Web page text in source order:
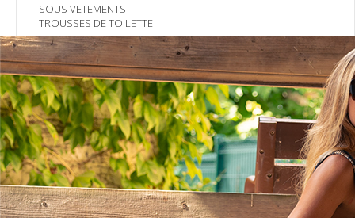
SOUS VETEMENTS
TROUSSES DE TOILETTE